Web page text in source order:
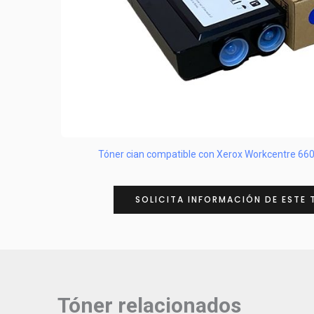
Tóner cian compatible con Xerox Workcentre
SOLICITA INFORMACIÓN DE ESTE
Tóner relacionados